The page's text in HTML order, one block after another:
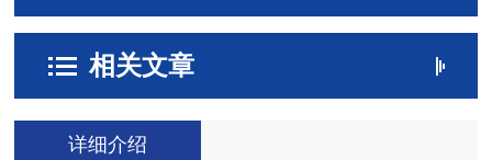
相关文章
详细介绍